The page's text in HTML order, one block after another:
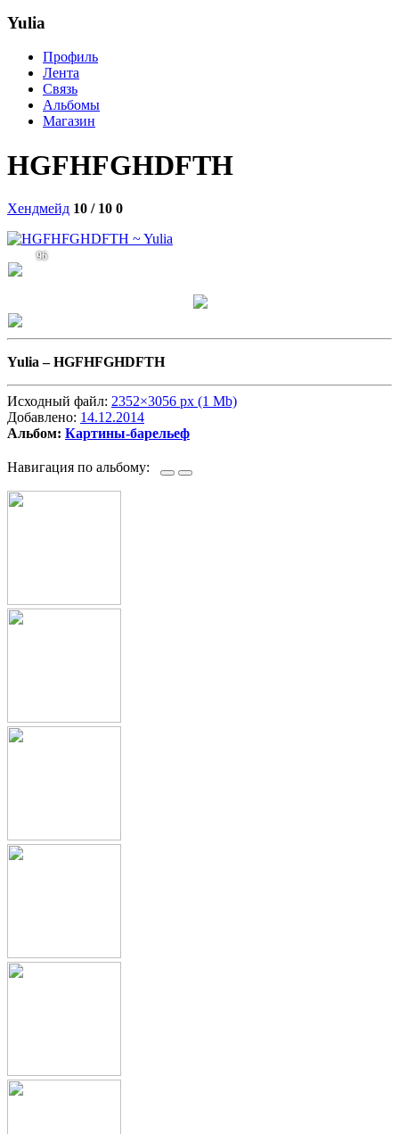
Yulia
Профиль
Лента
Связь
Альбомы
Магазин
HGFHFGHDFTH
Хендмейд 10 / 10 0
96
Yulia –HGFHFGHDFTH
Исходный файл: 2352×3056 px (1 Mb)
Добавлено: 14.12.2014
Альбом: Картины-барельеф
Навигация по альбому: